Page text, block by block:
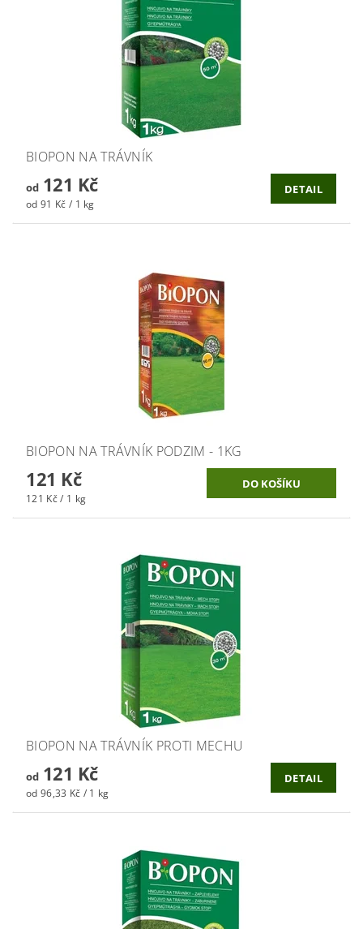
BIOPON NA TRÁVNÍK
od121 Kč
od 91 Kč / 1 kg
DETAIL
BIOPON NA TRÁVNÍK PODZIM - 1KG
121 Kč
121 Kč / 1 kg
BIOPON NA TRÁVNÍK PROTI MECHU
od121 Kč
od 96,33 Kč / 1 kg
DETAIL